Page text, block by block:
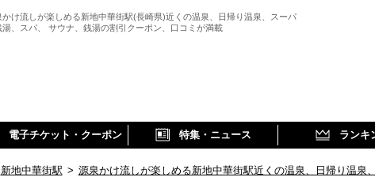
かけ流しが楽しめる新地中華街駅(長崎県)近くの温泉、日帰り温泉、スーパ
湯、スパ、 サウナ、銭湯の割引クーポン、口コミが満載
電子チケット・クーポン 特集・ニュース ランキ
新地中華街駅 > 源泉かけ流しが楽しめる新地中華街駅近くの温泉、日帰り温泉